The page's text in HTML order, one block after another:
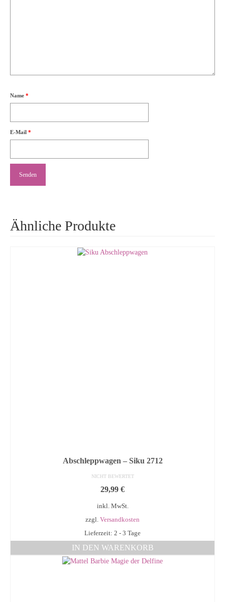
Name *
E-Mail *
Ähnliche Produkte
Abschleppwagen – Siku 2712
NICHT BEWERTET
29,99 €
inkl. MwSt.
zzgl. Versandkosten
Lieferzeit: 2 - 3 Tage
IN DEN WARENKORB